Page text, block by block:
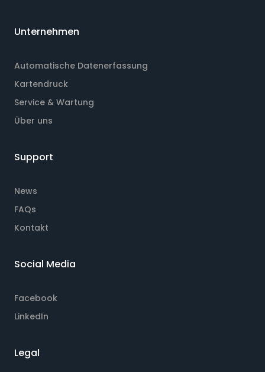
Unternehmen
Automatische Datenerfassung
Kartendruck
Service & Wartung
Über uns
Support
News
FAQs
Kontakt
Social Media
Facebook
LinkedIn
Legal